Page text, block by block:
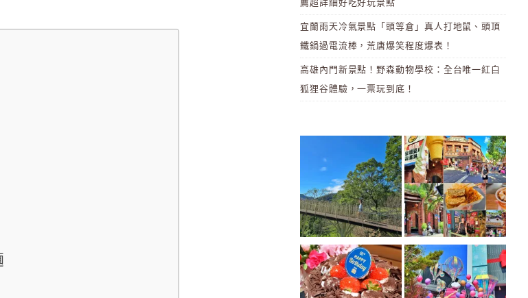
薦超詳細好吃好玩景點
宜蘭雨天冷氣景點「頭等倉」真人打地鼠、頭頂
鐵鍋過電流棒，荒唐爆笑程度爆表！
高雄內門新景點！野森動物學校：全台唯一紅白
狐狸谷體驗，一票玩到底！